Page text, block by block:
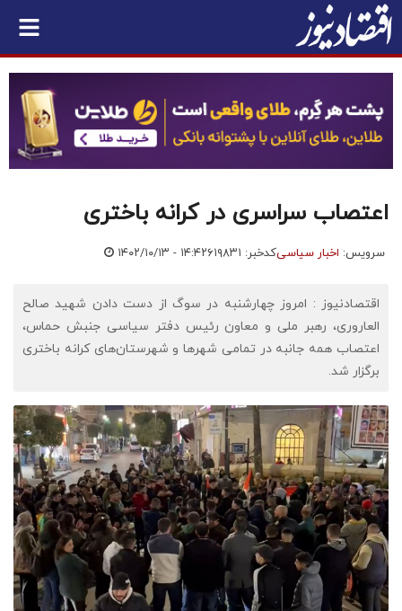
اعتصاب سراسری در کرانه باختری
سرویس: اخبار سیاسیکدخبر: ۶۱۹۸۳۱ ۱۴۰۲/۱۰/۱۳ - ۱۴:۴۲
اقتصادنیوز : امروز چهارشنبه در سوگ از دست دادن شهید صالح
العاروری، رهبر ملی و معاون رئیس دفتر سیاسی جنبش حماس،
اعتصاب همه جانبه در تمامی شهرها و شهرستان‌های کرانه باختری
برگزار شد.